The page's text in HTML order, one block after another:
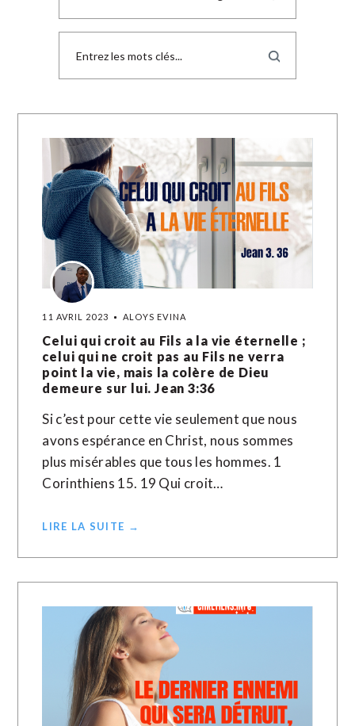
11 AVRIL 2023 ALOYS EVINA
Celui qui croit au Fils a la vie éternelle ;
celui qui ne croit pas au Fils ne verra
point la vie, mais la colère de Dieu
demeure sur lui. Jean 3:36
Si c’est pour cette vie seulement que nous
avons espérance en Christ, nous sommes
plus misérables que tous les hommes. 1
Corinthiens 15. 19 Qui croit…
LIRE LA SUITE →